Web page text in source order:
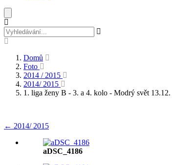
Domů
Foto
2014 / 2015
2014/ 2015
1. liga ženy B - 3. a 4. kolo - Modrý svět 13.12.
← 2014/ 2015
aDSC_4186